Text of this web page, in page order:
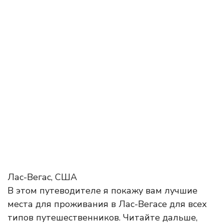
Лас-Вегас, США
В этом путеводителе я покажу вам лучшие
места для проживания в Лас-Вегасе для всех
типов путешественников. Читайте дальше,